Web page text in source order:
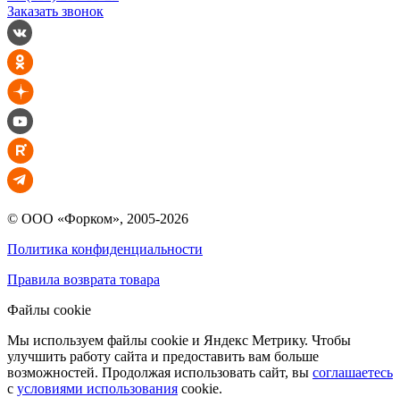
Заказать звонок
© ООО «Форком», 2005-2026
Политика конфиденциальности
Правила возврата товара
Файлы cookie
Мы используем файлы cookie и Яндекс Метрику. Чтобы
улучшить работу сайта и предоставить вам больше
возможностей. Продолжая использовать сайт, вы соглашаетесь
с условиями использования cookie.